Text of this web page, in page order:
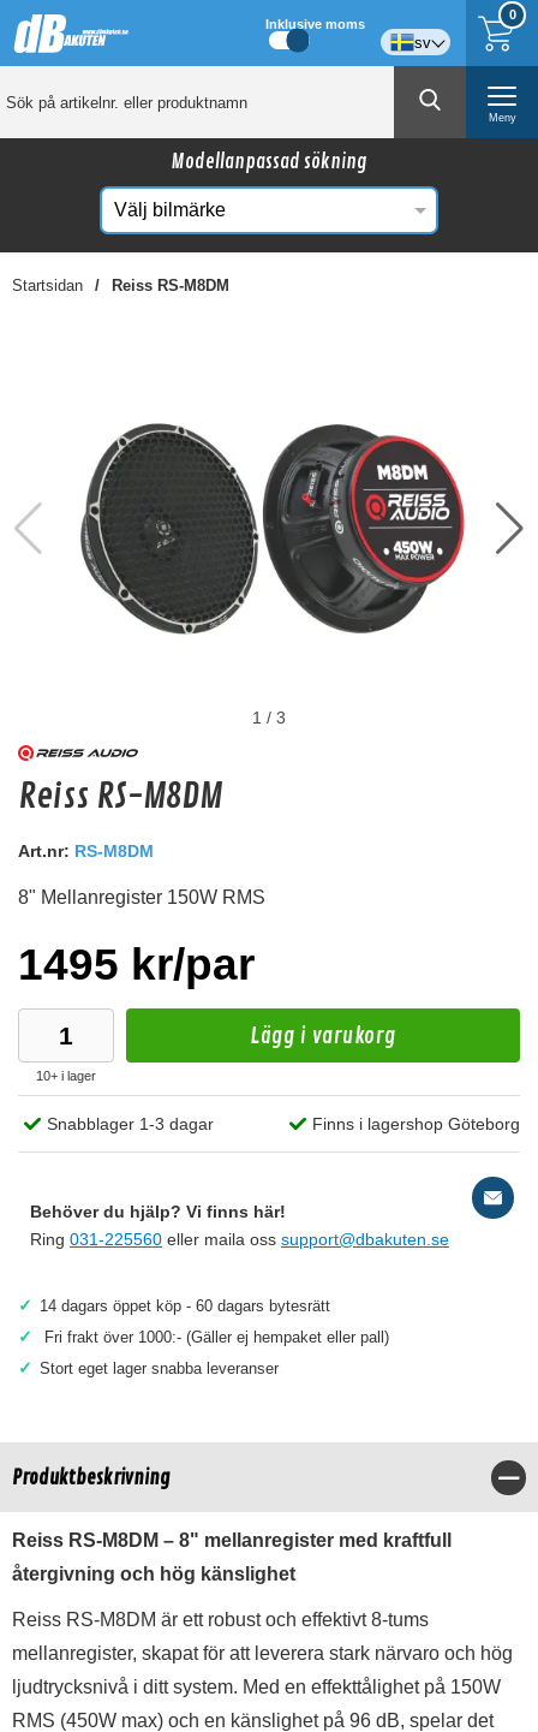
0
Inklusive moms
sv
Meny
Modellanpassad sökning
Startsidan Reiss RS-M8DM
BRONZE (4 mm) (1 ark)
Finns i lagershop Göteborg
Köp
1 / 3
Reiss RS-M8DM
Art.nr: RS-M8DM
8" Mellanregister 150W RMS
1495 kr/par
10+ i lager
Lägg i varukorg
Snabblager 1-3 dagar Finns i lagershop Göteborg
Behöver du hjälp? Vi finns här!
Ring 031-225560 eller maila oss support@dbakuten.se
✓ 14 dagars öppet köp - 60 dagars bytesrätt
✓ Fri frakt över 1000:- (Gäller ej hempaket eller pall)
✓ Stort eget lager snabba leveranser
Produktbeskrivning
Reiss RS-M8DM – 8" mellanregister med kraftfull
återgivning och hög känslighet
Reiss RS-M8DM är ett robust och effektivt 8-tums
mellanregister, skapat för att leverera stark närvaro och hög
ljudtrycksnivå i ditt system. Med en effekttålighet på 150W
RMS (450W max) och en känslighet på 96 dB, spelar det